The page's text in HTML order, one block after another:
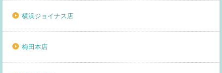
横浜ジョイナス店
梅田本店